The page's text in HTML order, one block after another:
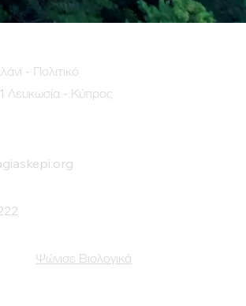
- Πολιτικό
Λευκωσία - Κύπρος
Ψώνισε Βιολογικά